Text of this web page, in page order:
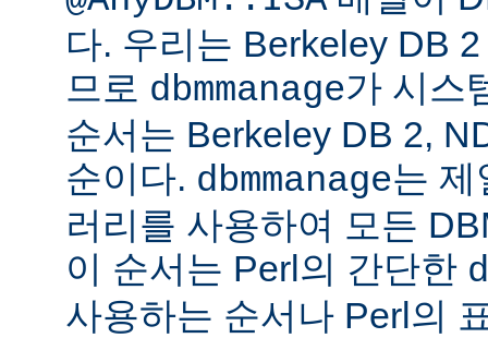
다. 우리는 Berkeley DB
므로 dbmmanage가 시스
순서는 Berkeley DB 2,
순이다. dbmmanage는 제
러리를 사용하여 모든
이 순서는 Perl의 간단한
사용하는 순서나 Perl의